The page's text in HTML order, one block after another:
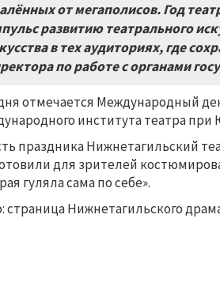
от мегаполисов. Год
развитию театрального
в тех аудиториях, где
по работе с органами
отмечается Международный
института театра
праздника Нижнетагильский
для зрителей
гуляла сама по себе».
страница Нижнетагильского